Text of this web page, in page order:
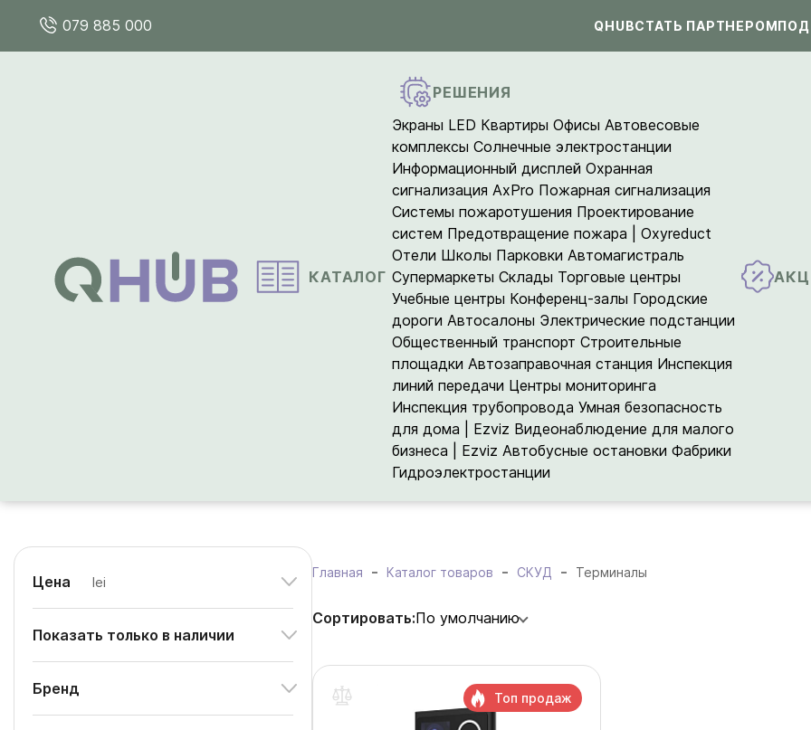
079 885 000 QHUBСТАТЬ ПАРТНЕРОМ
КАТАЛОГ
РЕШЕНИЯ
Экраны LED Квартиры Офисы Автовесовые
комплексыСолнечные электростанции
Информационный дисплей Охранная
сигнализация AxPro Пожарная сигнализация
Системы пожаротушения Проектирование
систем Предотвращение пожара | Oxyreduct
Отели Школы Парковки Автомагистраль
Супермаркеты Склады Торговые центры
Учебные центры Конференц-залы Городские
дороги Автосалоны Электрические подстанции
Общественный транспорт Строительные
площадки Автозаправочная станция Инспекция
линий передачи Центры мониторинга
Инспекция трубопровода Умная безопасность
для дома | Ezviz Видеонаблюдение для малого
бизнеса | Ezviz Автобусные остановки Фабрики
Гидроэлектростанции
Цена lei
Показать только в наличии
Бренд
Главная Каталог товаров СКУД Терминалы
Сортировать:По умолчанию
Топ продаж